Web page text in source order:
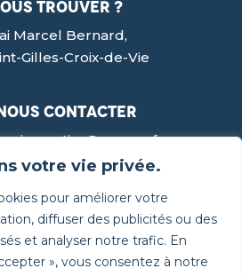
votre vie privée.
pour améliorer votre
diffuser des publicités ou des
et analyser notre trafic. En
», vous consentez à notre
trouver ?
Marcel Bernard,
Gilles-Croix-de-Vie
contacter
51 60 13 68
2024 – Site internet
– Mentions légales